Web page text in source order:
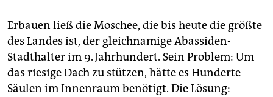
Erbauen ließ die Moschee, die bis heute die größte
des Landes ist, der gleichnamige Abassiden-
Stadthalter im 9. Jahrhundert. Sein Problem: Um
das riesige Dach zu stützen, hätte es Hunderte
Säulen im Innenraum benötigt. Die Lösung: